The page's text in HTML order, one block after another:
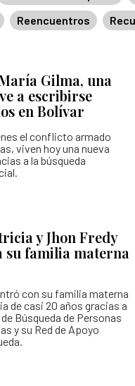
de vida
Ruta de
Banco de
Así
Reencuentros
Gilma, una
a escribirse
en Bolívar
el conflicto armado
viven hoy una nueva
a la búsqueda
y Jhon Fredy
su familia materna
con su familia materna
de casi 20 años gracias a
Búsqueda de Personas
y su Red de Apoyo